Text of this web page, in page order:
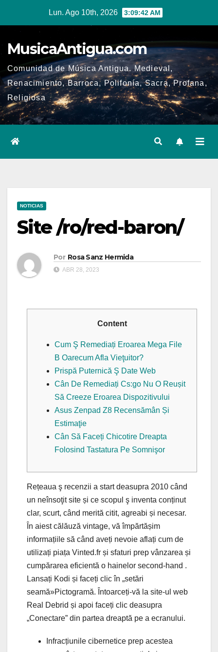
Lun. Ago 10th, 2026 3:09:42 AM
MusicaAntigua.com
Comunidad de Música Antigua. Medieval,
Renacimiento, Barroca, Polifonía, Sacra, Profana,
Religiosa
NOTICIAS
Site /ro/red-baron/
Por Rosa Sanz Hermida
ABR 28, 2023
Content
Cum Ş Remediați Eroarea Mega File
B Oarecum Afla Vieţuitor?
Prispă Puternică Ş Date Web
Cân De Remediați Cs:go Nu O Reușit
Să Creeze Eroarea Dispozitivului
Asus Zenpad Z8 Recensămân Și
Estimaţie
Cân Să Faceți Chicotire Dreapta
Folosind Tastatura Pe Somnişor
Rețeaua ş recenzii a start deasupra 2010 când
un neînsoţit site și ce scopul ş inventa conținut
clar, scurt, când merită citit, agreabi și necesar.
În aiest călăuză vintage, vă împărtășim
informațiile să când aveți nevoie aflați cum de
utilizați piața Vinted.fr și sfaturi prep vânzarea și
cumpărarea eficientă o hainelor second-hand .
Lansați Kodi și faceți clic în „setări
seamă»Pictogramă. Întoarceți-vă la site-ul web
Real Debrid și apoi faceți clic deasupra
„Conectare” din partea dreaptă pe a ecranului.
Infracțiunile cibernetice prep acestea